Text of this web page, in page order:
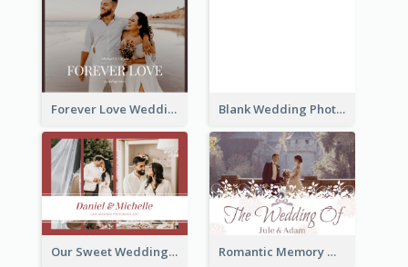
Forever Love Wedding Photo Book Blank Wedding Photo Book
Our Sweet Wedding Photo Book Romantic Memory Wedding Photo Book